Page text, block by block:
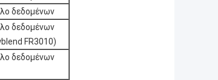
δεδομένων
δεδομένων
FR3010)
δεδομένων